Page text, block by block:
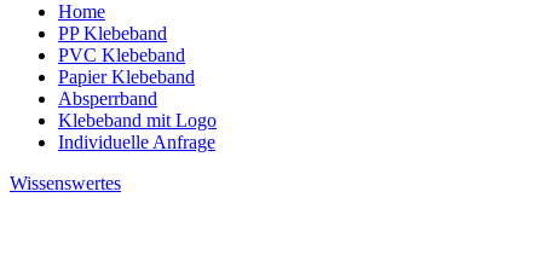
Home
PP Klebeband
PVC Klebeband
Papier Klebeband
Absperrband
Klebeband mit Logo
Individuelle Anfrage
Wissenswertes